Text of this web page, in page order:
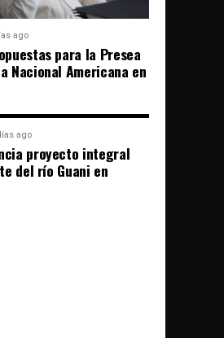
ago
para la Presea
Nacional Americana en
ago
proyecto integral
del río Guani en